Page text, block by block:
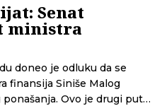
Senat
ministra
doneo je odluku da se
finansija Siniše Malog
Ovo je drugi put